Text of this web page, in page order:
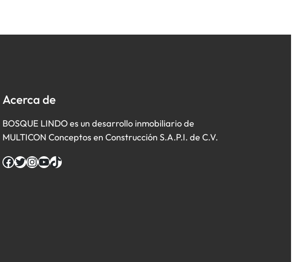
Acerca de
BOSQUE LINDO es un desarrollo inmobiliario de
MULTICON Conceptos en Construcción S.A.P.I. de C.V.